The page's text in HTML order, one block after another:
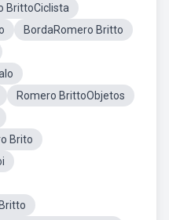
BrittoCiclista
BordaRomero Britto
Romero BrittoObjetos
Brito